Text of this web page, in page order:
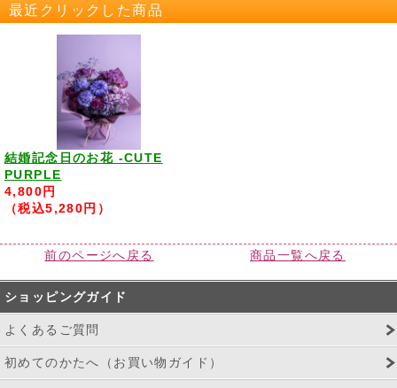
最近クリックした商品
結婚記念日のお花 -CUTE
PURPLE
4,800円
（税込5,280円）
前のページへ戻る 商品一覧へ戻る
ショッピングガイド
よくあるご質問
初めてのかたへ（お買い物ガイド）